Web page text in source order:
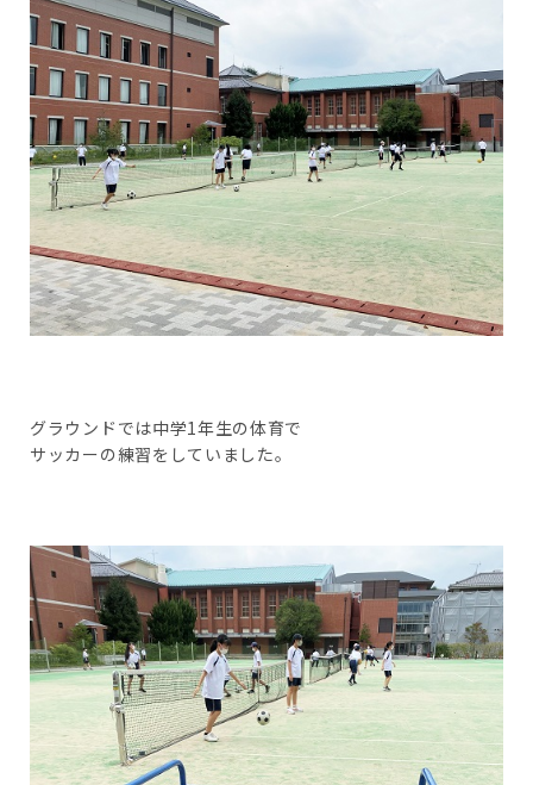
グラウンドでは中学1年生の体育で
サッカーの練習をしていました。